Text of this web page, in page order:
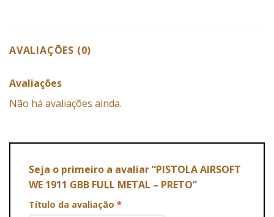
AVALIAÇÕES (0)
Avaliações
Não há avaliações ainda.
Seja o primeiro a avaliar “PISTOLA AIRSOFT
WE 1911 GBB FULL METAL – PRETO”
Título da avaliação *